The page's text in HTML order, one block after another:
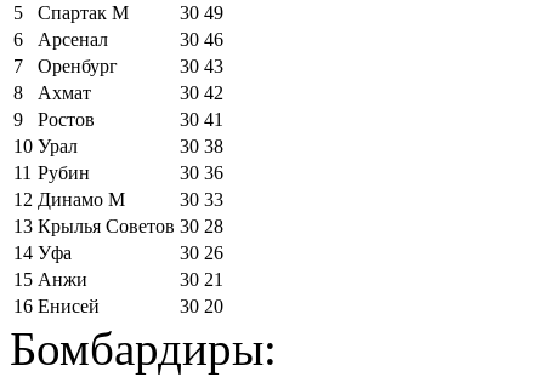
5
Спартак М 30 49
6
Арсенал 30 46
7
Оренбург 30 43
8
Ахмат 30 42
9
Ростов 30 41
10 Урал 30 38
11 Рубин 30 36
12 Динамо М 30 33
13 Крылья Советов 30 28
14 Уфа 30 26
15 Анжи 30 21
16 Енисей 30 20
Бомбардиры: